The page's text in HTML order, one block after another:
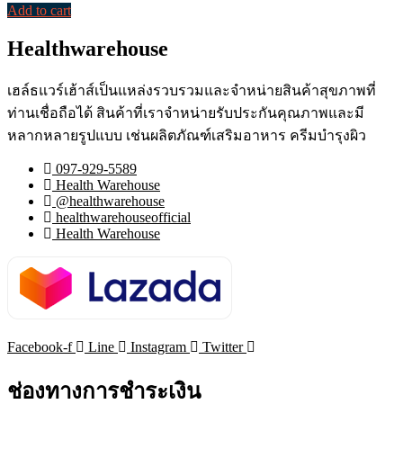
Add to cart
Healthwarehouse
เฮล์ธแวร์เฮ้าส์เป็นแหล่งรวบรวมและจำหน่ายสินค้าสุขภาพที่
ท่านเชื่อถือได้ สินค้าที่เราจำหน่ายรับประกันคุณภาพและมี
หลากหลายรูปแบบ เช่นผลิตภัณฑ์เสริมอาหาร ครีมบำรุงผิว
097-929-5589
Health Warehouse
@healthwarehouse
healthwarehouseofficial
Health Warehouse
Facebook-f Line Instagram Twitter
ช่องทางการชำระเงิน